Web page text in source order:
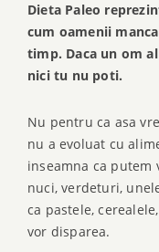
Dieta Paleo
cum oamenii
timp. Daca un om
nici tu nu poti.
Nu pentru ca asa
nu a evoluat cu
inseamna ca putem
nuci, verdeturi,
ca pastele,
vor disparea.